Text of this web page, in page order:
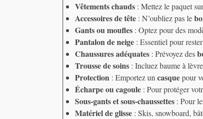
Vêtements chauds : Mettez le paquet
Accessoires de tête : N’oubliez pas le
Gants ou moufles : Optez pour des
Pantalon de neige : Essentiel pour
Chaussures adéquates : Prévoyez des
Trousse de soins : Incluez baume à
Protection : Emportez un casquepour
Écharpe ou cagoule : Pour protéger
Sous-gants et sous-chaussettes : Pour
Matériel de glisse : Skis, snowboard,